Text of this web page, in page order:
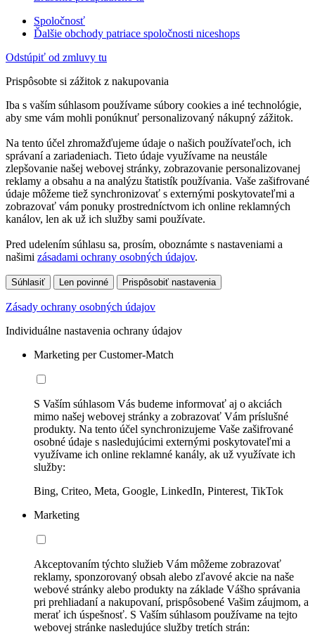
Spoločnosť
Ďalšie obchody patriace spoločnosti niceshops
Odstúpiť od zmluvy tu
Prispôsobte si zážitok z nakupovania
Iba s vaším súhlasom používame súbory cookies a iné technológie,
aby sme vám mohli ponúknuť personalizovaný nákupný zážitok.
Na tento účel zhromažďujeme údaje o našich používateľoch, ich
správaní a zariadeniach. Tieto údaje využívame na neustále
zlepšovanie našej webovej stránky, zobrazovanie personalizovanej
reklamy a obsahu a na analýzu štatistík používania. Vaše zašifrované
údaje môžeme tiež synchronizovať s externými poskytovateľmi a
zobrazovať vám ponuky prostredníctvom ich online reklamných
kanálov, len ak už ich služby sami používate.
Pred udelením súhlasu sa, prosím, oboznámte s nastaveniami a
našimi zásadami ochrany osobných údajov.
Súhlasiť Len povinné Prispôsobiť nastavenia
Zásady ochrany osobných údajov
Individuálne nastavenia ochrany údajov
Marketing per Customer-Match
S Vaším súhlasom Vás budeme informovať aj o akciách
mimo našej webovej stránky a zobrazovať Vám príslušné
produkty. Na tento účel synchronizujeme Vaše zašifrované
osobné údaje s nasledujúcimi externými poskytovateľmi a
využívame ich online reklamné kanály, ak už využívate ich
služby:
Bing, Criteo, Meta, Google, LinkedIn, Pinterest, TikTok
Marketing
Akceptovaním týchto služieb Vám môžeme zobrazovať
reklamy, sponzorovaný obsah alebo zľavové akcie na naše
webové stránky alebo produkty na základe Vášho správania
pri prehliadaní a nakupovaní, prispôsobené Vašim záujmom, a
merať ich úspešnosť. S Vaším súhlasom používame na tejto
webovej stránke nasledujúce služby tretích strán: